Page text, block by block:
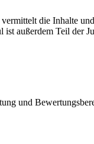
die Inhalte
außerdem Teil der
und